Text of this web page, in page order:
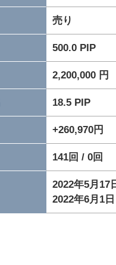
売り
500.0 PIP
2,200,000 円
18.5 PIP
+260,970円
141回 / 0回
2022年5月17
2022年6月1日